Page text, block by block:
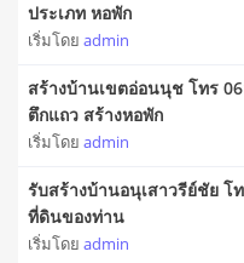
ประเภท หอพัก
เริ่มโดย admin
สร้างบ้านเขตอ่อนนุช โทร
ตึกแถว สร้างหอพัก
เริ่มโดย admin
รับสร้างบ้านอนุเสาวรีย์ชัย โ
ที่ดินของท่าน
เริ่มโดย admin